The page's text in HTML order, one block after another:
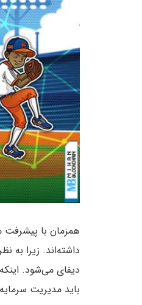
داشته‌اند. زیرا
دیفای می‌شود.
باید مدیریت